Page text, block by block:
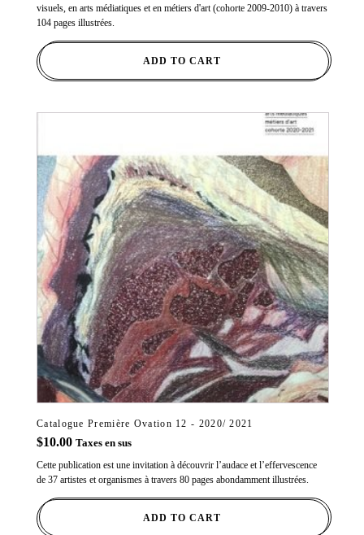
visuels, en arts médiatiques et en métiers d'art (cohorte 2009-2010) à travers
104 pages illustrées.
ADD TO CART
Catalogue Première Ovation 12 - 2020/ 2021
$10.00 Taxes en sus
Cette publication est une invitation à découvrir l’audace et l’effervescence
de 37 artistes et organismes à travers 80 pages abondamment illustrées.
ADD TO CART